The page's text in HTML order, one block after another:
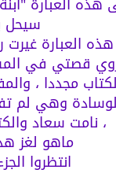
سيحل
العبارة غيرت
قصتي في
مجددا ،
وهي لم
، نامت سعاد
ماهو لغز
انتظروا